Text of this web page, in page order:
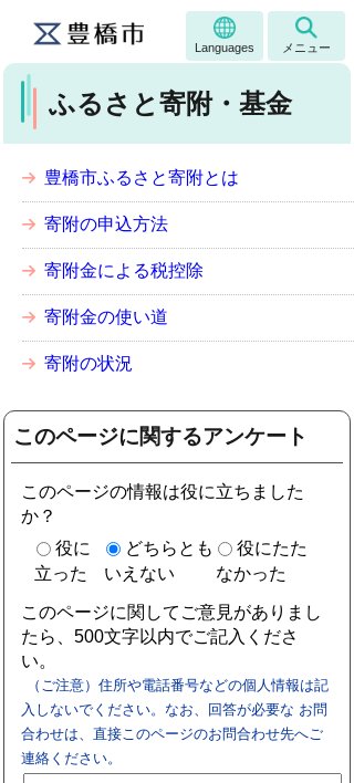
Languages メニュー
ふるさと寄附・基金
豊橋市ふるさと寄附とは
寄附の申込方法
寄附金による税控除
寄附金の使い道
寄附の状況
このページに関するアンケート
このページの情報は役に立ちました
か？
役に
立った
どちらとも
いえない
役にたた
なかった
このページに関してご意見がありまし
たら、500文字以内でご記入くださ
い。
（ご注意）住所や電話番号などの個人情報は記
入しないでください。なお、回答が必要な お問
合わせは、直接このページのお問合わせ先へご
連絡ください。